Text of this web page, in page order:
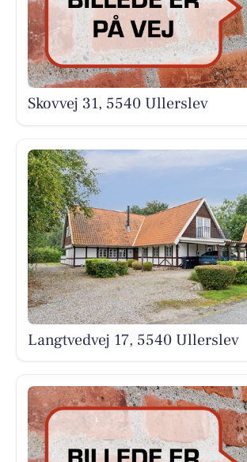
Skovvej 31, 5540 Ullerslev
Langtvedvej 17, 5540 Ullerslev